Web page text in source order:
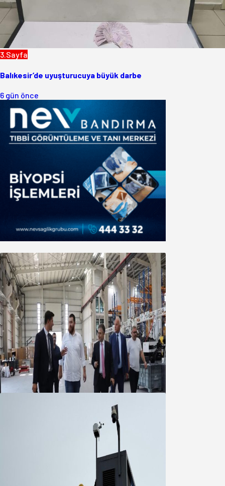
3.Sayfa
Balıkesir’de uyuşturucuya büyük darbe
6 gün önce
Marmara OSB Müteşebbis Heyeti
Toplantısı gerçekleştirildi
05 Ağustos 2026